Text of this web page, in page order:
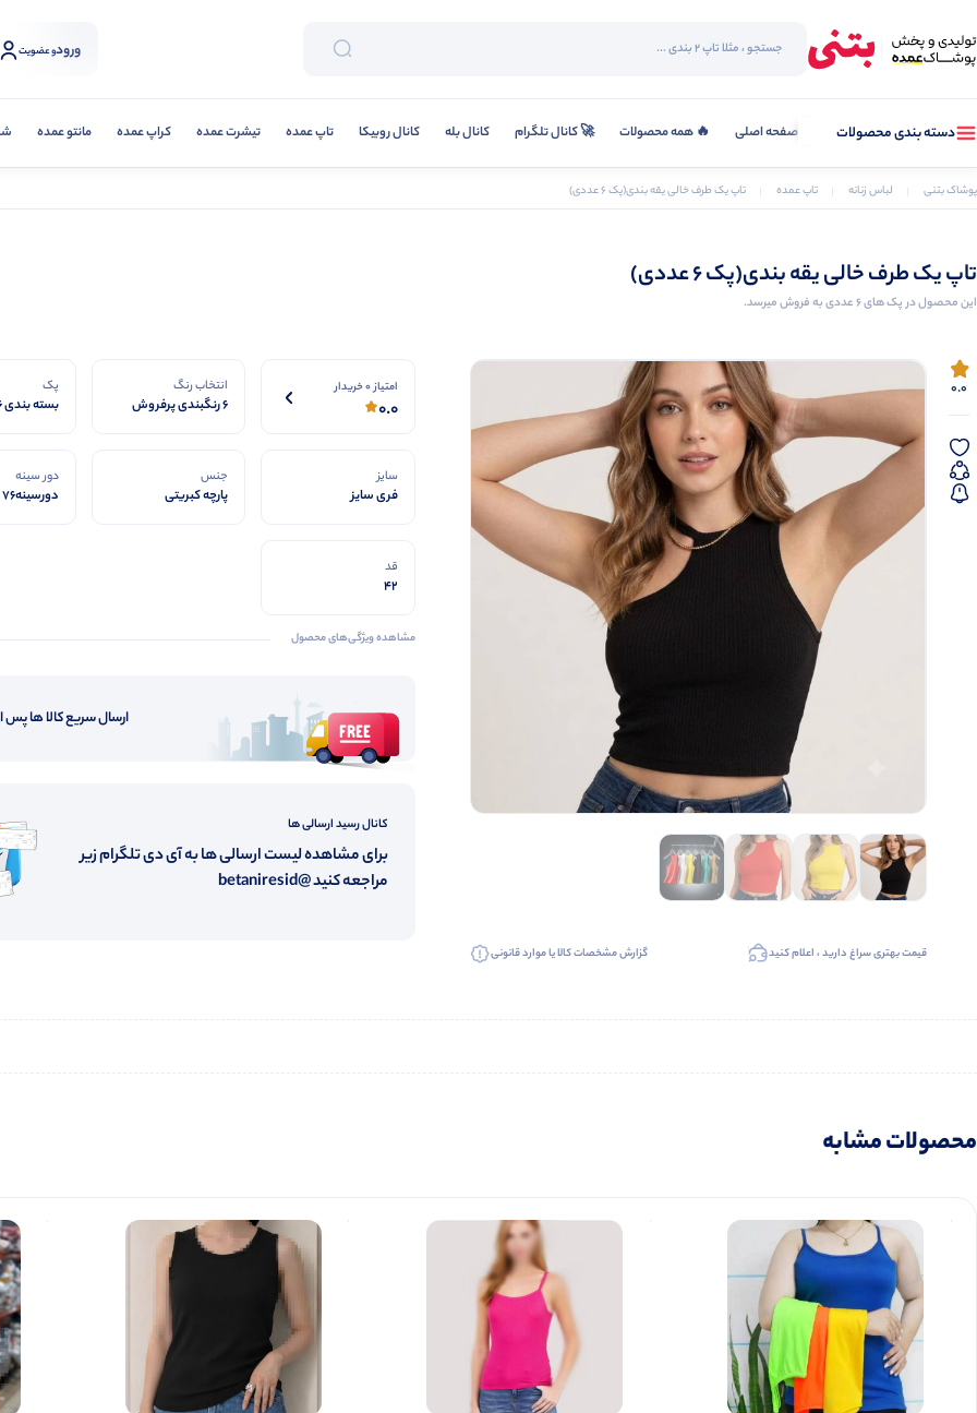
ورودو عضویت
دسته بندی محصولات صفحه اصلی 🔥 همه محصولات 🚀 کانال تلگرام کانال بله کانال روبیکا تاپ عمده تیشرت عمده کراپ عمده مانتو عمده
پوشاک بتنی لباس زنانه تاپ عمده تاپ یک طرف خالی یقه بندی(پک 6 عددی)
تاپ یک طرف خالی یقه بندی(پک 6 عددی)
این محصول در پک های 6 عددی به فروش میرسد.
0.0
قیمت بهتری سراغ دارید ، اعلام کنید گزارش مشخصات کالا یا موارد قانونی
امتیاز 0 خریدار
0.0
انتخاب رنگ
6 رنگبندی پرفروش
پک
بسته بندی 6 تایی
سایز
فری سایز
جنس
پارچه کبریتی
دور سینه
قد
42
مشاهده ویژگی‌های محصول
ارسال سریع کالا ها
کانال رسید ارسالی ها
برای مشاهده لیست ارسالی ها به آی دی تلگرام زیر
مراجعه کنید @betaniresid
محصولات مشابه